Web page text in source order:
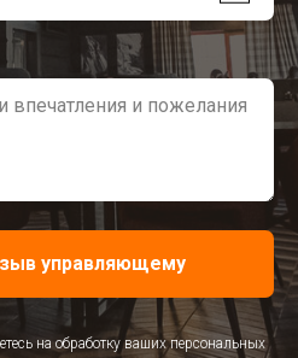
управляющему
на обработку ваших персональных